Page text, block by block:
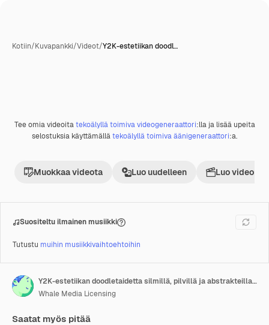
Kotiin/Kuvapankki/Videot/Y2K-estetiikan doodl…
PremiumTekoälyn luoma
Tee omia videoitatekoälyllä toimiva videogeneraattori:lla ja lisää upeita
selostuksia käyttämällätekoälyllä toimiva äänigeneraattori:a.
Muokkaa videota Luo uudelleen Luo
Suositeltu ilmainen musiikki
Tutustu muihin musiikkivaihtoehtoihin
Y2K-estetiikan doodletaidetta silmillä, pilvillä ja abstrakteilla symboleilla
Whale Media Licensing
Saatat myös pitää